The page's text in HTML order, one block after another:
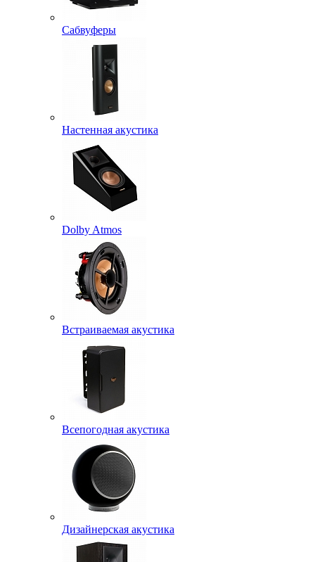
Сабвуферы
Настенная акустика
Dolby Atmos
Встраиваемая акустика
Всепогодная акустика
Дизайнерская акустика